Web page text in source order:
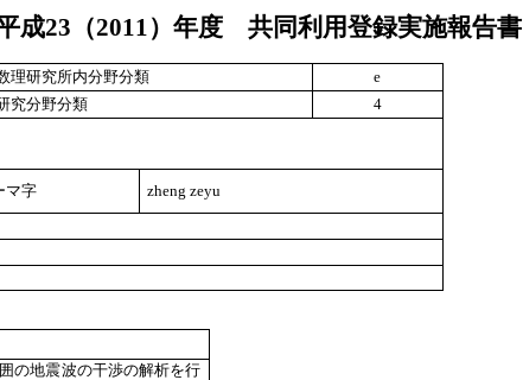
成23 （2011）年度 共同利用登録実施報告書
理研究所内分野分類
e
究分野分類
4
マ字
zheng zeyu
の地震波の干渉の解析を行